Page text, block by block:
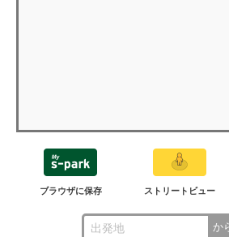
ブラウザに保存 ストリートビュー
か